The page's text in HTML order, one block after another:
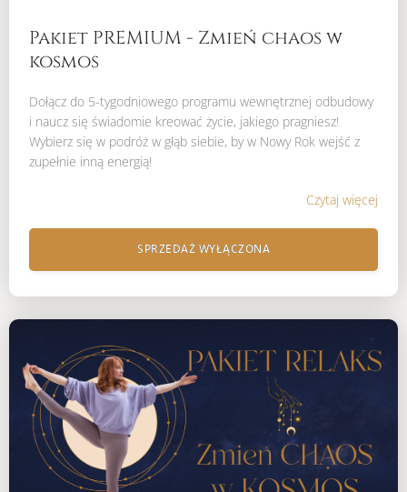
Pakiet PREMIUM - Zmień chaos w
kosmos
Dołącz do 5-tygodniowego programu wewnętrznej odbudowy
i naucz się świadomie kreować życie, jakiego pragniesz!
Wybierz się w podróż w głąb siebie, by w Nowy Rok wejść z
zupełnie inną energią!
Czytaj więcej
SPRZEDAŻ WYŁĄCZONA